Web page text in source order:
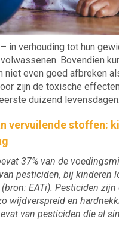
in verhouding tot hun
Bovendien
niet even goed afbreken
zijn de toxische
duizend levensdagen.
vervuilende stoffen:
37% van de
pesticiden, bij kinderen
EATi). Pesticiden zijn
wijdverspreid en
van pesticiden die al